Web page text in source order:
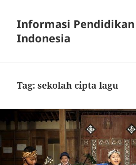
Informasi Pendidikan
Indonesia
Tag:sekolah cipta lagu